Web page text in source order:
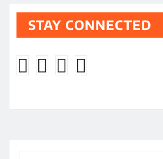
STAY CONNECTED